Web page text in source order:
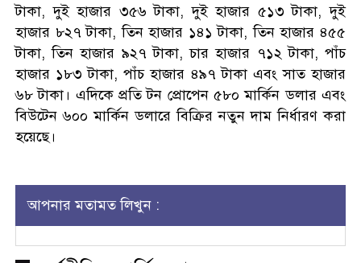
টাকা, দুই হাজার ৩৫৬ টাকা, দুই হাজার ৫১৩ টাকা, দুই
হাজার ৮২৭ টাকা, তিন হাজার ১৪১ টাকা, তিন হাজার ৪৫৫
টাকা, তিন হাজার ৯২৭ টাকা, চার হাজার ৭১২ টাকা, পাঁচ
হাজার ১৮৩ টাকা, পাঁচ হাজার ৪৯৭ টাকা এবং সাত হাজার
৬৮ টাকা। এদিকে প্রতি টন প্রোপেন ৫৮০ মার্কিন ডলার এবং
বিউটেন ৬০০ মার্কিন ডলারে বিক্রির নতুন দাম নির্ধারণ করা
হয়েছে।
আপনার মতামত লিখুন :